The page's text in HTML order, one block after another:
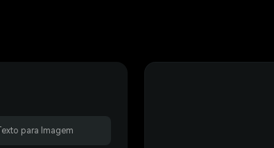
Texto para Imagem